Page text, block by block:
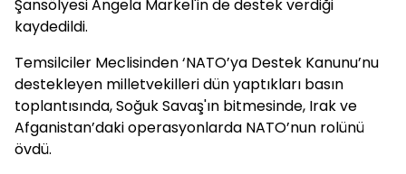
Şansölyesi Angela Markel'in de destek verdiği
kaydedildi.
Temsilciler Meclisinden ‘NATO’ya Destek Kanunu’nu
destekleyen milletvekilleri dün yaptıkları basın
toplantısında, Soğuk Savaş'ın bitmesinde, Irak ve
Afganistan’daki operasyonlarda NATO’nun rolünü
övdü.